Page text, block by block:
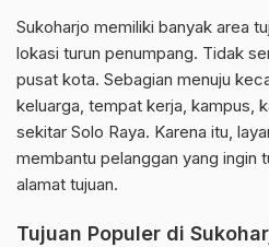
Sukoharjo memiliki banyak area
lokasi turun penumpang. Tidak
pusat kota. Sebagian menuju
keluarga, tempat kerja, kampus,
sekitar Solo Raya. Karena itu,
membantu pelanggan yang ingin
alamat tujuan.
Tujuan Populer di